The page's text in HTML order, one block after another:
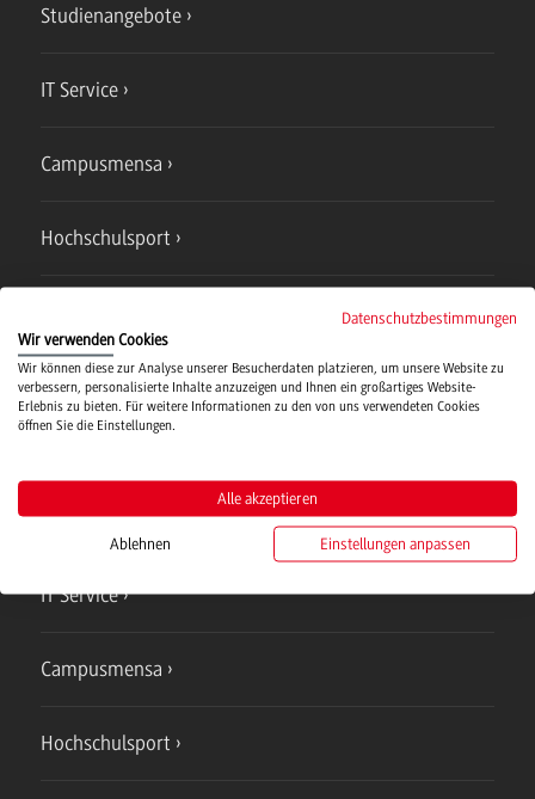
Studienangebote
IT Service
Campusmensa
Hochschulsport
Bad Mergentheim
Studienangebote
IT Service
Campusmensa
Hochschulsport
Datenschutzbestimmungen
Wir verwenden Cookies
Wir können diese zur Analyse unserer Besucherdaten platzieren, um unsere Website zu
verbessern, personalisierte Inhalte anzuzeigen und Ihnen ein großartiges Website-
Erlebnis zu bieten. Für weitere Informationen zu den von uns verwendeten Cookies
öffnen Sie die Einstellungen.
Alle akzeptieren
Ablehnen Einstellungen anpassen